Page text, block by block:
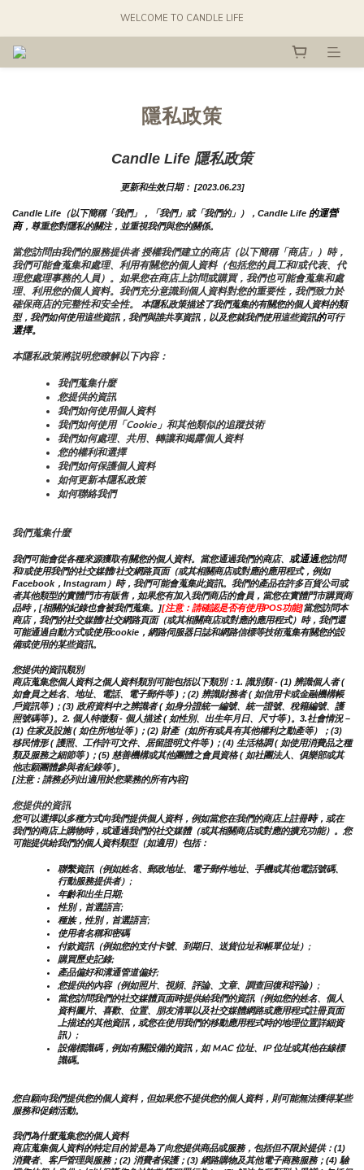
WELCOME TO CANDLE LIFE
隱私政策
Candle Life 隱私政策
更新和生效日期： [2023.06.23]
Candle Life（以下簡稱「我們」，「我們」或「我們的」），Candle Life 的運營
商，尊重您對隱私的關注，並重視我們與您的關係。
當您訪問由我們的服務提供者 授權我們建立的商店（以下簡稱「商店」）時，
我們可能會蒐集和處理、利用有關您的個人資料（包括您的員工和/或代表、代
理您處理事務的人員）。如果您在商店上訪問或購買，我們也可能會蒐集和處
理、利用您的個人資料。我們充分意識到個人資料對您的重要性，我們致力於
確保商店的完整性和安全性。
本隱私政策描述了我們蒐集的有關您的個人資料的類
型，我們如何使用這些資訊，我們與誰共享資訊，以及您就我們使用這些資訊的可行
選擇。
本隱私政策將説明您瞭解以下內容：
我們蒐集什麼
您提供的資訊
我們如何使用個人資料
我們如何使用「Cookie」和其他類似的追蹤技術
我們如何處理、共用、轉讓和揭露個人資料
您的權利和選擇
我們如何保護個人資料
如何更新本隱私政策
如何聯絡我們
我們蒐集什麼
我們可能會從各種來源獲取有關您的個人資料。當您通過我們的商店、 或通過您訪問
和/或使用我們的社交媒體/社交網路頁面（或其相關商店或對應的應用程式，例如
Facebook，Instagram）時，我們可能會蒐集此資訊。我們的產品在許多百貨公司或
者其他類型的實體門市有販售，如果您有加入我們商店的會員，當您在實體門市購買商
品時，[相關的紀錄也會被我們蒐集。][注意：請確認是否有使用POS功能]當您訪問本
商店，我們的社交媒體/社交網路頁面（或其相關商店或對應的應用程式）時，我們還
可能通過自動方式或使用cookie，網路伺服器日誌和網路信標等技術蒐集有關您的設
備或使用的某些資訊。
您提供的資訊類別
商店蒐集您個人資料之個人資料類別可能包括以下類別：1. 識別類 - (1) 辨識個人者 (
如會員之姓名、地址、電話、電子郵件等 )；(2) 辨識財務者 ( 如信用卡或金融機構帳
戶資訊等 )；(3) 政府資料中之辨識者 ( 如身分證統一編號、統一證號、稅籍編號、護
照號碼等 )。2. 個人特徵類 - 個人描述 ( 如性別、出生年月日、尺寸等 )。3.社會情況 –
(1) 住家及設施 ( 如住所地址等 )；(2) 財產（如所有或具有其他權利之動產等）；(3)
移民情形 ( 護照、工作許可文件、居留證明文件等 )；(4) 生活格調 ( 如使用消費品之種
類及服務之細節等 )；(5) 慈善機構或其他團體之會員資格 ( 如社團法人、俱樂部或其
他志願團體參與者紀錄等 )。
[注意：請務必列出適用於您業務的所有內容]
您提供的資訊
您可以選擇以多種方式向我們提供個人資料，例如當您在我們的商店上註冊時，或在
我們的商店上購物時，或通過我們的社交媒體（或其相關商店或對應的擴充功能）。您
可能提供給我們的個人資料類型（如適用）包括：
聯繫資訊（例如姓名、郵政地址、電子郵件地址、手機或其他電話號碼、
行動服務提供者）;
年齡和出生日期;
性別，首選語言;
種族，性別，首選語言;
使用者名稱和密碼
付款資訊（例如您的支付卡號、到期日、送貨位址和帳單位址）;
購買歷史記錄;
產品偏好和溝通管道偏好;
您提供的內容（例如照片、視頻、評論、文章、調查回復和評論）;
當您訪問我們的社交媒體頁面時提供給我們的資訊（例如您的姓名、個人
資料圖片、喜歡、位置、朋友清單以及社交媒體網路或應用程式註冊頁面
上描述的其他資訊，或您在使用我們的移動應用程式時的地理位置詳細資
訊）;
設備標識碼，例如有關設備的資訊，如 MAC 位址、IP 位址或其他在線標
識碼。
您自願向我們提供您的個人資料，但如果您不提供您的個人資料，則可能無法獲得某些
服務和促銷活動。
我們為什麼蒐集您的個人資料
商店蒐集個人資料的特定目的皆是為了向您提供商品或服務，包括但不限於提供：(1)
消費者、客戶管理與服務；(2) 消費者保護；(3) 網路購物及其他電子商務服務；(4) 驗